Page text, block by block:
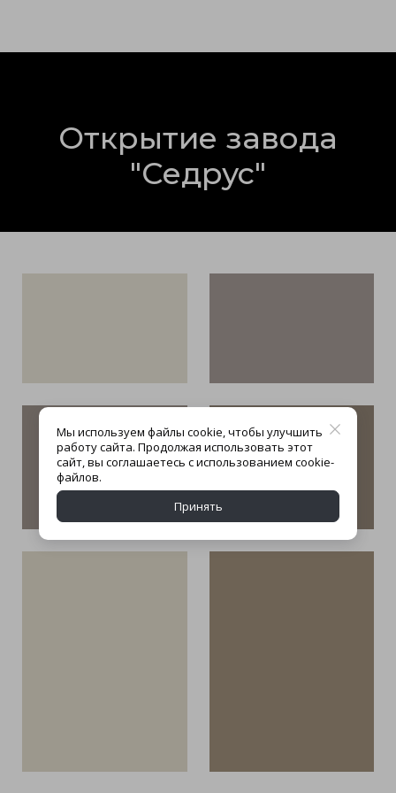
Открытие завода
"Седрус"
Мы используем файлы cookie, чтобы улучшить
работу сайта. Продолжая использовать этот
сайт, вы соглашаетесь с использованием cookie-
файлов.
Принять